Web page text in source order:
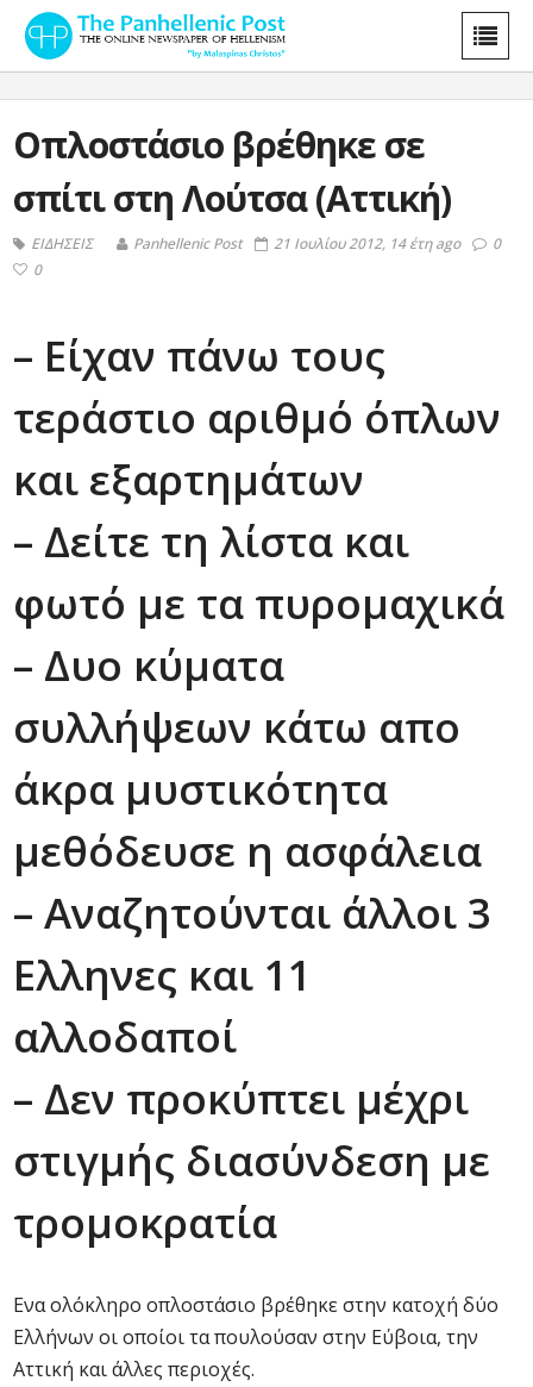
Οπλοστάσιο βρέθηκε σε
σπίτι στη Λούτσα (Αττική)
ΕΙΔΗΣΕΙΣ Panhellenic Post 21 Ιουλίου 2012, 14 έτη ago
0
0
– Είχαν πάνω τους
τεράστιο αριθμό όπλων
και εξαρτημάτων
– Δείτε τη λίστα και
φωτό με τα πυρομαχικά
– Δυο κύματα
συλλήψεων κάτω απο
άκρα μυστικότητα
μεθόδευσε η ασφάλεια
– Αναζητούνται άλλοι 3
Ελληνες και 11
αλλοδαποί
– Δεν προκύπτει μέχρι
στιγμής διασύνδεση με
τρομοκρατία
Ενα ολόκληρο οπλοστάσιο βρέθηκε στην κατοχή δύο
Ελλήνων οι οποίοι τα πουλούσαν στην Εύβοια, την
Αττική και άλλες περιοχές.